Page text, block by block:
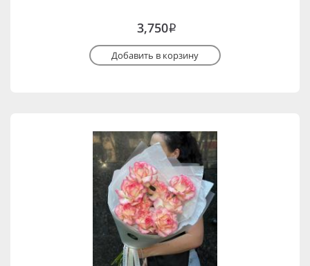
3,750i
Добавить в корзину